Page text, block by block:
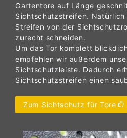
Gartentore auf Länge
Sichtschutzstreifen. Natürlich
Streifen von der
zurecht schneiden.
Um das Tor komplett
empfehlen wir außerdem
Sichtschutzleiste. Dadurch
Sichtschutzstreifen einen
Zum Sichtschutz für Tore